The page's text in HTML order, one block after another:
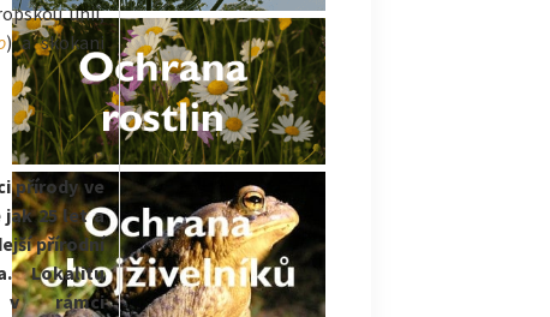
unií,
) a skokani
přírody ve
jak 25 let a
přírodní
Lokalitu
v rámci